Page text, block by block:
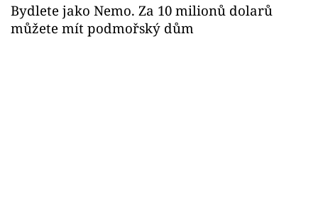
Bydlete jako Nemo. Za 10 milionů dolarů
můžete mít podmořský dům